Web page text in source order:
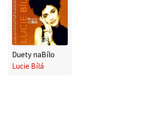
Duety naBílo
Lucie Bílá